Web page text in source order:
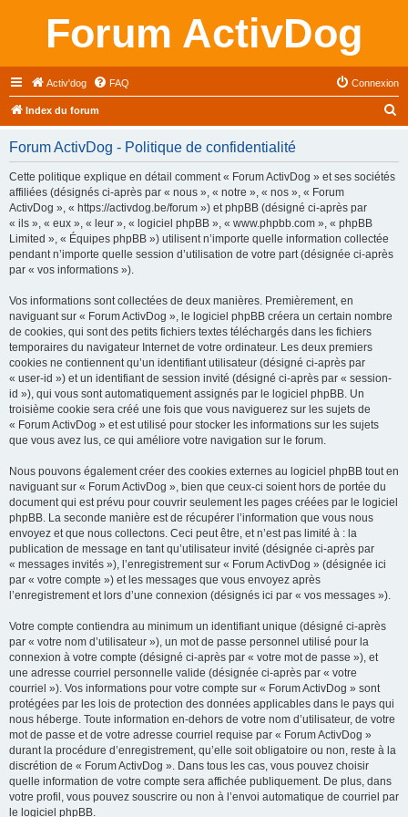
Forum ActivDog
Activ'dog FAQ Connexion
Index du forum
Forum ActivDog - Politique de confidentialité
Cette politique explique en détail comment « Forum ActivDog » et ses sociétés
affiliées (désignés ci-après par « nous », « notre », « nos », « Forum
ActivDog », « https://activdog.be/forum ») et phpBB (désigné ci-après par
« ils », « eux », « leur », « logiciel phpBB », « www.phpbb.com », « phpBB
Limited », « Équipes phpBB ») utilisent n’importe quelle information collectée
pendant n’importe quelle session d’utilisation de votre part (désignée ci-après
par « vos informations »).
Vos informations sont collectées de deux manières. Premièrement, en
naviguant sur « Forum ActivDog », le logiciel phpBB créera un certain nombre
de cookies, qui sont des petits fichiers textes téléchargés dans les fichiers
temporaires du navigateur Internet de votre ordinateur. Les deux premiers
cookies ne contiennent qu’un identifiant utilisateur (désigné ci-après par
« user-id ») et un identifiant de session invité (désigné ci-après par « session-
id »), qui vous sont automatiquement assignés par le logiciel phpBB. Un
troisième cookie sera créé une fois que vous naviguerez sur les sujets de
« Forum ActivDog » et est utilisé pour stocker les informations sur les sujets
que vous avez lus, ce qui améliore votre navigation sur le forum.
Nous pouvons également créer des cookies externes au logiciel phpBB tout en
naviguant sur « Forum ActivDog », bien que ceux-ci soient hors de portée du
document qui est prévu pour couvrir seulement les pages créées par le logiciel
phpBB. La seconde manière est de récupérer l’information que vous nous
envoyez et que nous collectons. Ceci peut être, et n’est pas limité à : la
publication de message en tant qu’utilisateur invité (désignée ci-après par
« messages invités »), l’enregistrement sur « Forum ActivDog » (désignée ici
par « votre compte ») et les messages que vous envoyez après
l’enregistrement et lors d’une connexion (désignés ici par « vos messages »).
Votre compte contiendra au minimum un identifiant unique (désigné ci-après
par « votre nom d’utilisateur »), un mot de passe personnel utilisé pour la
connexion à votre compte (désigné ci-après par « votre mot de passe »), et
une adresse courriel personnelle valide (désignée ci-après par « votre
courriel »). Vos informations pour votre compte sur « Forum ActivDog » sont
protégées par les lois de protection des données applicables dans le pays qui
nous héberge. Toute information en-dehors de votre nom d’utilisateur, de votre
mot de passe et de votre adresse courriel requise par « Forum ActivDog »
durant la procédure d’enregistrement, qu’elle soit obligatoire ou non, reste à la
discrétion de « Forum ActivDog ». Dans tous les cas, vous pouvez choisir
quelle information de votre compte sera affichée publiquement. De plus, dans
votre profil, vous pouvez souscrire ou non à l’envoi automatique de courriel par
le logiciel phpBB.